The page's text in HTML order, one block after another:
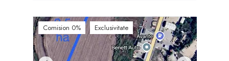
Comision 0% Exclusivitate